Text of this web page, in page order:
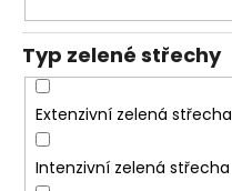
ů
Typ zelené střechy
Extenzivní zelená střecha
Intenzivní zelená střecha
m
e
OCHRANNÁ
GEOTEXTILIE
PRO
HYDROIZOLACI